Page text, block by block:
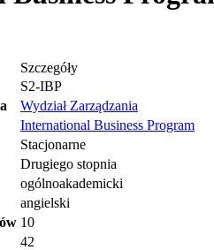
Szczegóły
S2-IBP
Wydział Zarządzania
International Business Program
Stacjonarne
Drugiego stopnia
ogólnoakademicki
angielski
10
42